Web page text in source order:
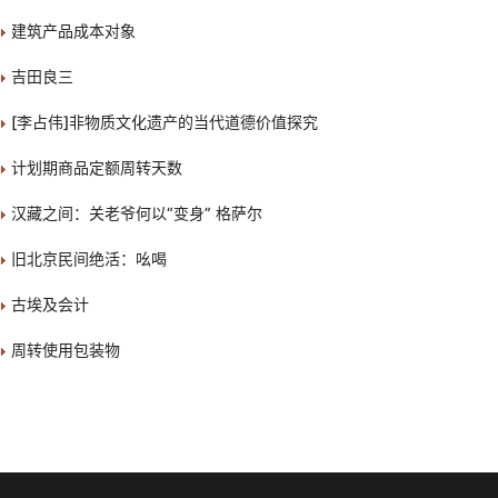
建筑产品成本对象
吉田良三
[李占伟]非物质文化遗产的当代道德价值探究
计划期商品定额周转天数
汉藏之间：关老爷何以“变身” 格萨尔
旧北京民间绝活：吆喝
古埃及会计
周转使用包装物